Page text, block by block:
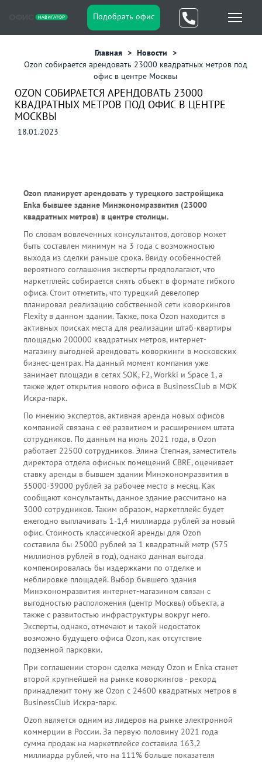
Подобрать офис
Главная
Новости
Ozon собирается арендовать 23000 квадратных метров под
офис в центре Москвы
OZON СОБИРАЕТСЯ АРЕНДОВАТЬ 23000
КВАДРАТНЫХ МЕТРОВ ПОД ОФИС В ЦЕНТРЕ
МОСКВЫ
18.01.2023
Ozon планирует арендовать у турецкого застройщика
Enka бывшее здание Минэкономразвития (23000
квадратных метров) в центре столицы.
По словам вовлеченных консультантов, договор может
быть составлен минимум на 3 года с возможностью
выхода из сделки раньше срока. Ввиду особенностей
вероятного соглашения эксперты предполагают, что
маркетплейс собирается снять объект в формате гибкого
офиса. Стоит отметить, что турецкий девелопер
планировал реализацию собственной сети коворкингов
Flexity в данном здании. Также, пока Ozon находится в
активных поисках места для реализации штаб-квартиры
площадью 200000 квадратных метров, интернет-
магазину выгодней арендовать коворкинги в московских
бизнес-центрах. На данный момент компания уже
занимает площади в сетях SOK, F2, Workki и Space 1, а
также ждет открытия нового офиса в BusinessClub в МФК
Искра-парк.
По мнению экспертов, активная аренда новых офисов
компанией связана с её развитием и расширением штата
сотрудников. По данным на июнь 2021 года, в Ozon
работает 22500 сотрудников. Элина Степная, заместитель
директора отдела офисных помещений CBRE, оценивает
ставку аренды в бывшем здании Минэкономразвития в
35000-39000 рублей за рабочее место в месяц. Как
сообщают консультанты, данное здание рассчитано на
3000 сотрудников. Таким образом, маркетплейс будет
ежегодно выплачивать 1-1,4 миллиарда рублей за новый
офис. Стоимость классической аренды для Ozon
составила бы 25000 рублей за 1 квадратный метр (575
миллионов рублей в год), однако данная выгода
компенсировалась бы издержками по отделке и
меблировке площадей. Выбор бывшего здания
Минэкономразвития интернет-магазином связан с
выгодностью расположения (центр Москвы) объекта, а
также с развитостью инфраструктуры вокруг него.
Эксперты, однако, отмечают и такой недостаток
возможно будущего офиса Ozon, как отсутствие
подземной парковки.
При соглашении сторон сделка между Ozon и Enka станет
второй крупнейшей на рынке коворкингов - рекорд
принадлежит тому же Ozon с 24600 квадратных метров в
BusinessClub Искра-парк.
Ozon является одним из лидеров на рынке электронной
коммерции в России. За первую половину 2021 года
сумма продаж на маркетплейсе составила 163,2
миллиарда рублей, что на 111% больше показателя